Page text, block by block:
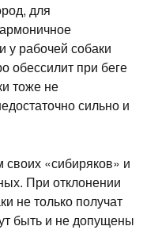
для
у рабочей собаки
обессилит при беге
тоже не
сильно и
«сибиряков» и
При отклонении
не только получат
быть и не допущены